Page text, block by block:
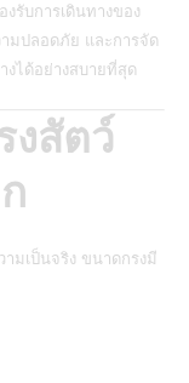
งรับการเดินทางของ
ามปลอดภัย และการจัด
งได้อย่างสบายที่สุด
งสัตว์
มเป็นจริง ขนาดกรงมี